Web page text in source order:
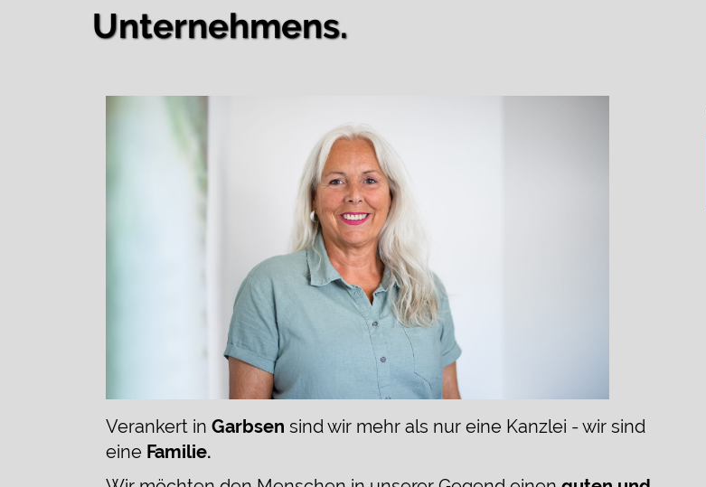
Unternehmens.
Verankert in Garbsen sind wir mehr als nur eine Kanzlei - wir sind
eine Familie.